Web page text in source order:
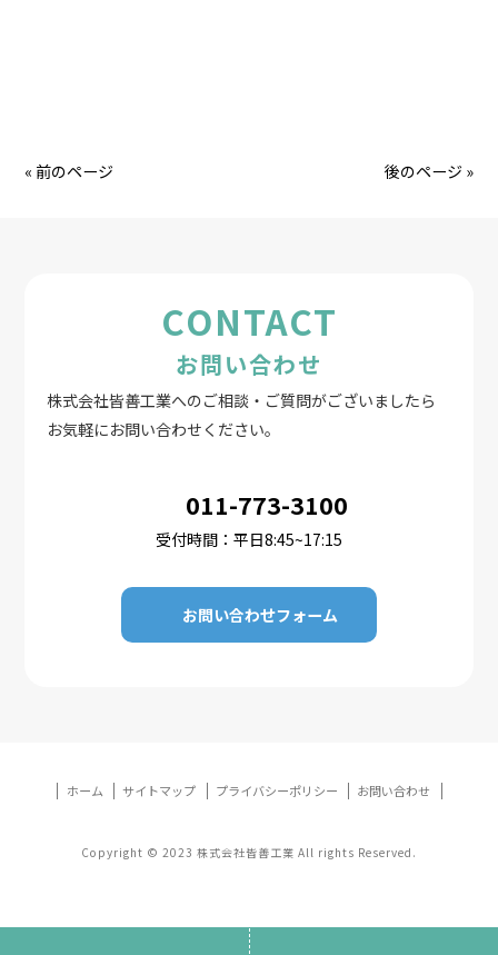
« 前のページ 後のページ »
CONTACT
お問い合わせ
株式会社皆善工業へのご相談・ご質問がございましたら
お気軽にお問い合わせください。
011-773-3100
受付時間：平日8:45~17:15
お問い合わせフォーム
ホーム サイトマップ プライバシーポリシー お問い合わせ
Copyright © 2023 株式会社皆善工業 All rights Reserved.